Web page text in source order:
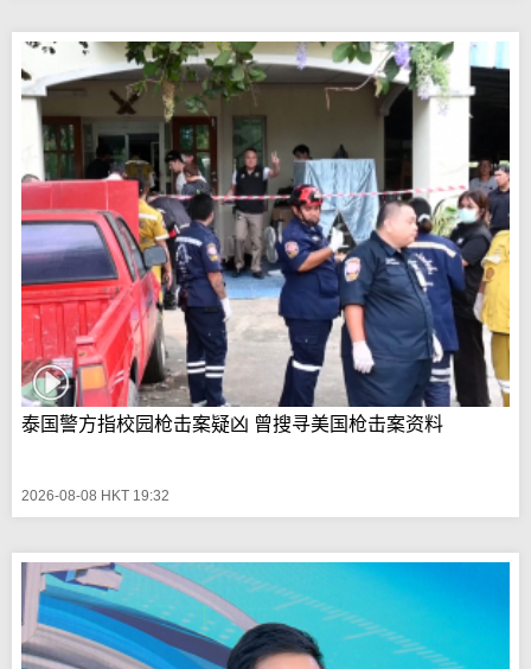
泰国警方指校园枪击案疑凶 曾搜寻美国枪击案资料
2026-08-08 HKT 19:32